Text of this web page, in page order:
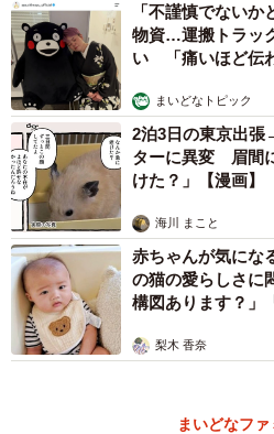
「不謹慎でない
物資…運搬トラッ
い 「痛いほど伝
まいどなトピック
2泊3日の東京出
ターに異変 眉間
けた？」【漫画】
海川 まこと
赤ちゃんが気にな
の猫の愛らしさ
構図あります？」
梨木 香奈
まいどなフ